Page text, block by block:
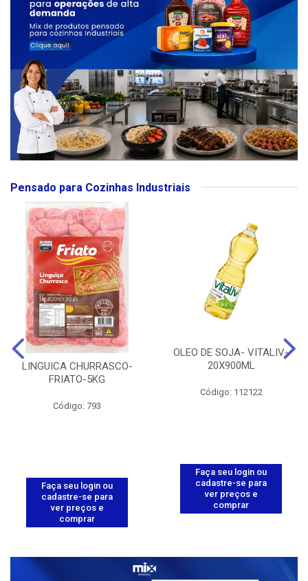
Pensado para Cozinhas Industriais
LINGUICA CHURRASCO-
FRIATO-5KG
Código: 793
Faça seu login ou
cadastre-se para
ver preços e
comprar
OLEO DE SOJA- VITALIV-
20X900ML
Código: 112122
Faça seu login ou
cadastre-se para
ver preços e
comprar